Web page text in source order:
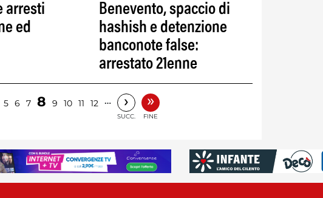
arresti
ed
Benevento, spaccio di
hashish e detenzione
banconote false:
arrestato 21enne
5 6 7 8 9 10 11 12 … ›
SUCC.
»
FINE